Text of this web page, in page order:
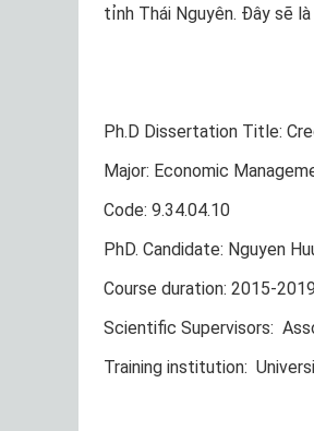
tỉnh Thái Nguyên. Đây sẽ
Ph.D Dissertation Title:
Major: Economic
Code: 9.34.04.10
PhD. Candidate: Nguyen
Course duration: 2015-2019
Scientific Supervisors:
Training institution: